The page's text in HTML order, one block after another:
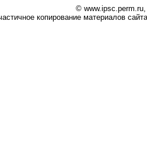
©
копирование материалов